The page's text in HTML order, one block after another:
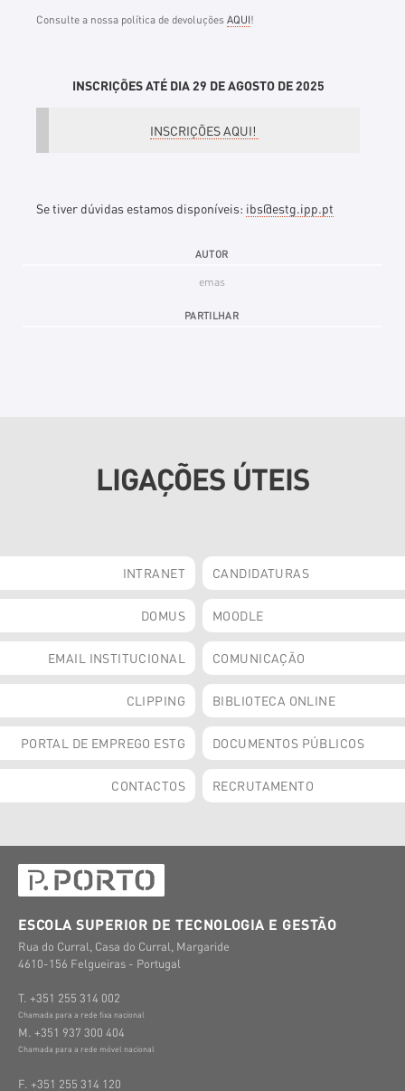
Consulte a nossa política de devoluçõesAQUI!
INSCRIÇÕES ATÉ DIA 29 DE AGOSTO DE 2025
INSCRIÇÕES AQUI!
Se tiver dúvidas estamos disponíveis: ibs@estg.ipp.pt
AUTOR
emas
PARTILHAR
LIGAÇÕES ÚTEIS
INTRANET CANDIDATURAS
DOMUS MOODLE
EMAIL INSTITUCIONAL COMUNICAÇÃO
CLIPPING BIBLIOTECA ONLINE
PORTAL DE EMPREGO ESTG DOCUMENTOS PÚBLICOS
CONTACTOS RECRUTAMENTO
ESCOLA SUPERIOR DE TECNOLOGIA E GESTÃO
Rua do Curral, Casa do Curral, Margaride
4610-156 Felgueiras - Portugal
T. +351 255 314 002
Chamada para a rede fixa nacional
M. +351 937 300 404
Chamada para a rede móvel nacional
F. +351 255 314 120